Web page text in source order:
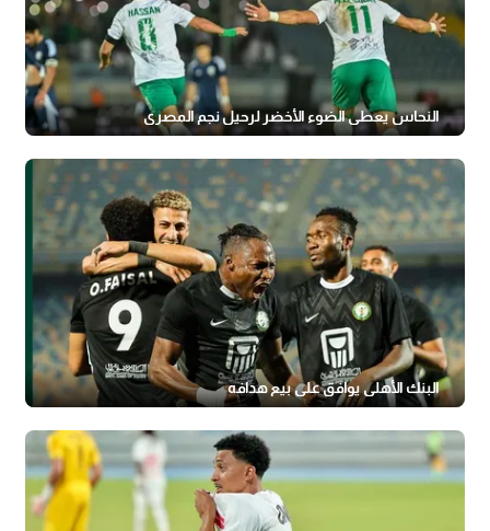
النحاس يعطي الضوء الأخضر لرحيل نجم المصري
البنك الأهلي يوافق على بيع هدافه